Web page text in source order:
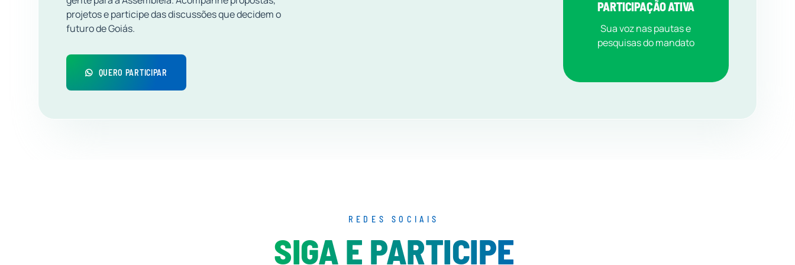
projetos e participe das discussões que decidem o
futuro de Goiás.
QUERO PARTICIPAR
PARTICIPAÇÃO ATIVA
Sua voz nas pautas e
pesquisas do mandato
REDES SOCIAIS
SIGA E PARTICIPE